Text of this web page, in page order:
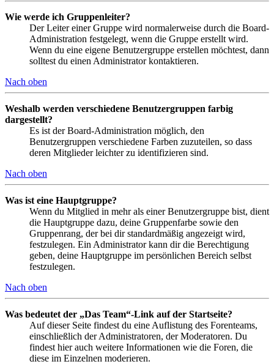
Wie werde ich Gruppenleiter?
Der Leiter einer Gruppe wird normalerweise durch die Board-
Administration festgelegt, wenn die Gruppe erstellt wird.
Wenn du eine eigene Benutzergruppe erstellen möchtest, dann
solltest du einen Administrator kontaktieren.
Nach oben
Weshalb werden verschiedene Benutzergruppen farbig
dargestellt?
Es ist der Board-Administration möglich, den
Benutzergruppen verschiedene Farben zuzuteilen, so dass
deren Mitglieder leichter zu identifizieren sind.
Nach oben
Was ist eine Hauptgruppe?
Wenn du Mitglied in mehr als einer Benutzergruppe bist, dient
die Hauptgruppe dazu, deine Gruppenfarbe sowie den
Gruppenrang, der bei dir standardmäßig angezeigt wird,
festzulegen. Ein Administrator kann dir die Berechtigung
geben, deine Hauptgruppe im persönlichen Bereich selbst
festzulegen.
Nach oben
Was bedeutet der „Das Team“-Link auf der Startseite?
Auf dieser Seite findest du eine Auflistung des Forenteams,
einschließlich der Administratoren, der Moderatoren. Du
findest hier auch weitere Informationen wie die Foren, die
diese im Einzelnen moderieren.